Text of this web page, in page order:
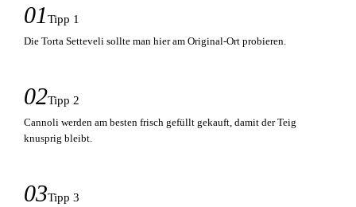
01 Tipp 1
Die Torta Setteveli sollte man hier am Original-Ort probieren.
02Tipp 2
Cannoli werden am besten frisch gefüllt gekauft, damit der Teig
knusprig bleibt.
03Tipp 3